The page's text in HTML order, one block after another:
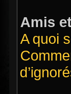
Amis
A quoi